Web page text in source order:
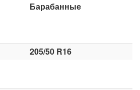
Барабанные
205/50 R16